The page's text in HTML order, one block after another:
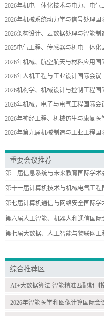
2026年机电一体化技术与电力、电气
2026年机械系统动力学与信号处理国
2026架构设计、云数据处理与智能制
2025电气工程、传感器与机电一体化
2026年机械、航空航天与材料应用
2026年人机工程与工业设计国际会议
2026机构学、机械设计与控制工程国
2026年机械，电子与电气工程国际会
2026年神经工程、机械仿生与康复
2026年第九届机械制造与工业工程国
重要会议推荐
第二届信息系统与未来教育国际学术
第十一届计算机技术与机械电气工程
第七届计算机通信与网络安全国际学
第六届人工智能、机器人和通信国际
第七届大数据、人工智能与物联网工
综合推荐区
AI+大数据算法 智能精准匹配期刊
2026年智能医学和图像计算国际会